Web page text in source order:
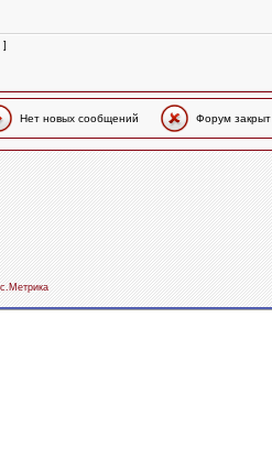
]
Нет новых сообщений Форум закрыт